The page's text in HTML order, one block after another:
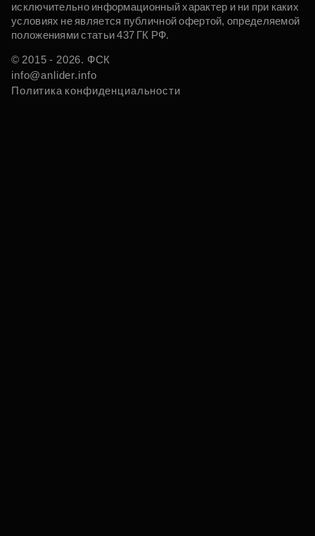
исключительно информационный характер и ни при каких
условиях не является публичной офертой, определяемой
положениями статьи 437 ГК РФ.
© 2015 - 2026. ФСК
info@anlider.info
Политика конфиденциальности